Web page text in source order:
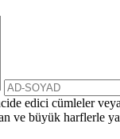
edici cümleler
ve büyük harflerle